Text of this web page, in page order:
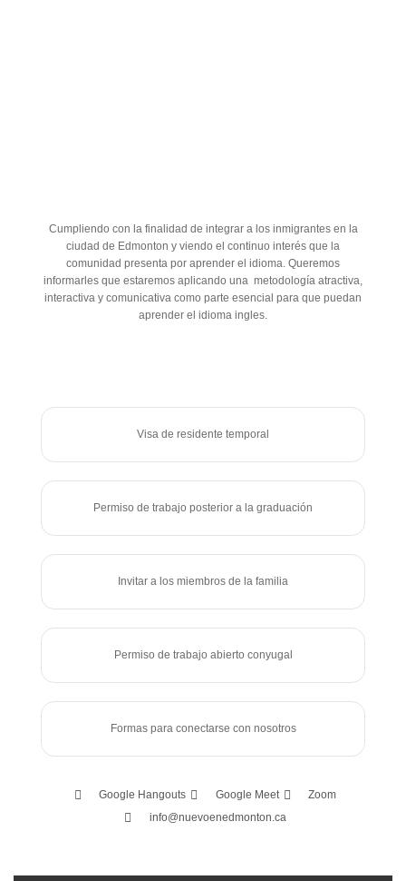
Cumpliendo con la finalidad de integrar a los inmigrantes en la
ciudad de Edmonton y viendo el continuo interés que la
comunidad presenta por aprender el idioma. Queremos
informarles que estaremos aplicando una metodología atractiva,
interactiva y comunicativa como parte esencial para que puedan
aprender el idioma ingles.
Visa de residente temporal
Permiso de trabajo posterior a la graduación
Invitar a los miembros de la familia
Permiso de trabajo abierto conyugal
Formas para conectarse con nosotros
Google Hangouts Google Meet
Zoom
info@nuevoenedmonton.ca